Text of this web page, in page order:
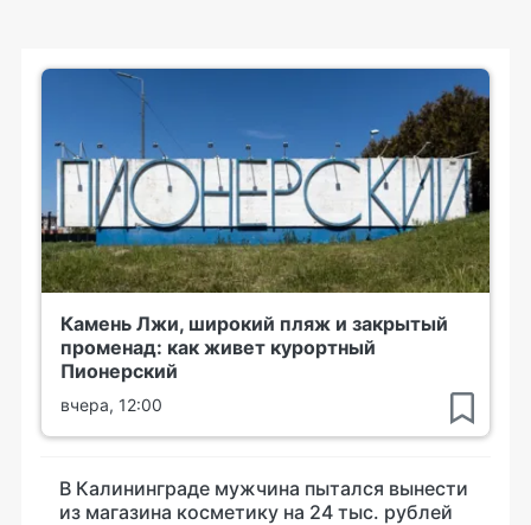
Камень Лжи, широкий пляж и закрытый
променад: как живет курортный
Пионерский
вчера, 12:00
В Калининграде мужчина пытался вынести
из магазина косметику на 24 тыс. рублей